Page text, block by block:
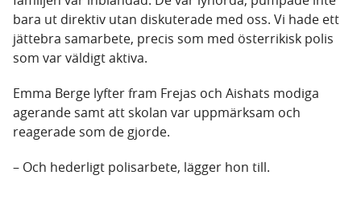
bara ut direktiv utan diskuterade med oss. Vi hade ett
jättebra samarbete, precis som med österrikisk polis
som var väldigt aktiva.
Emma Berge lyfter fram Frejas och Aishats modiga
agerande samt att skolan var uppmärksam och
reagerade som de gjorde.
– Och hederligt polisarbete, lägger hon till.